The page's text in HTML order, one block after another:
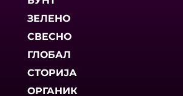
ЗЕЛЕНО
СВЕСНО
ГЛОБАЛ
СТОРИЈА
ОРГАНИК